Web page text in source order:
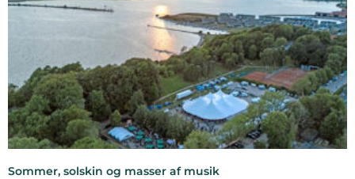
Sommer, solskin og masser af musik